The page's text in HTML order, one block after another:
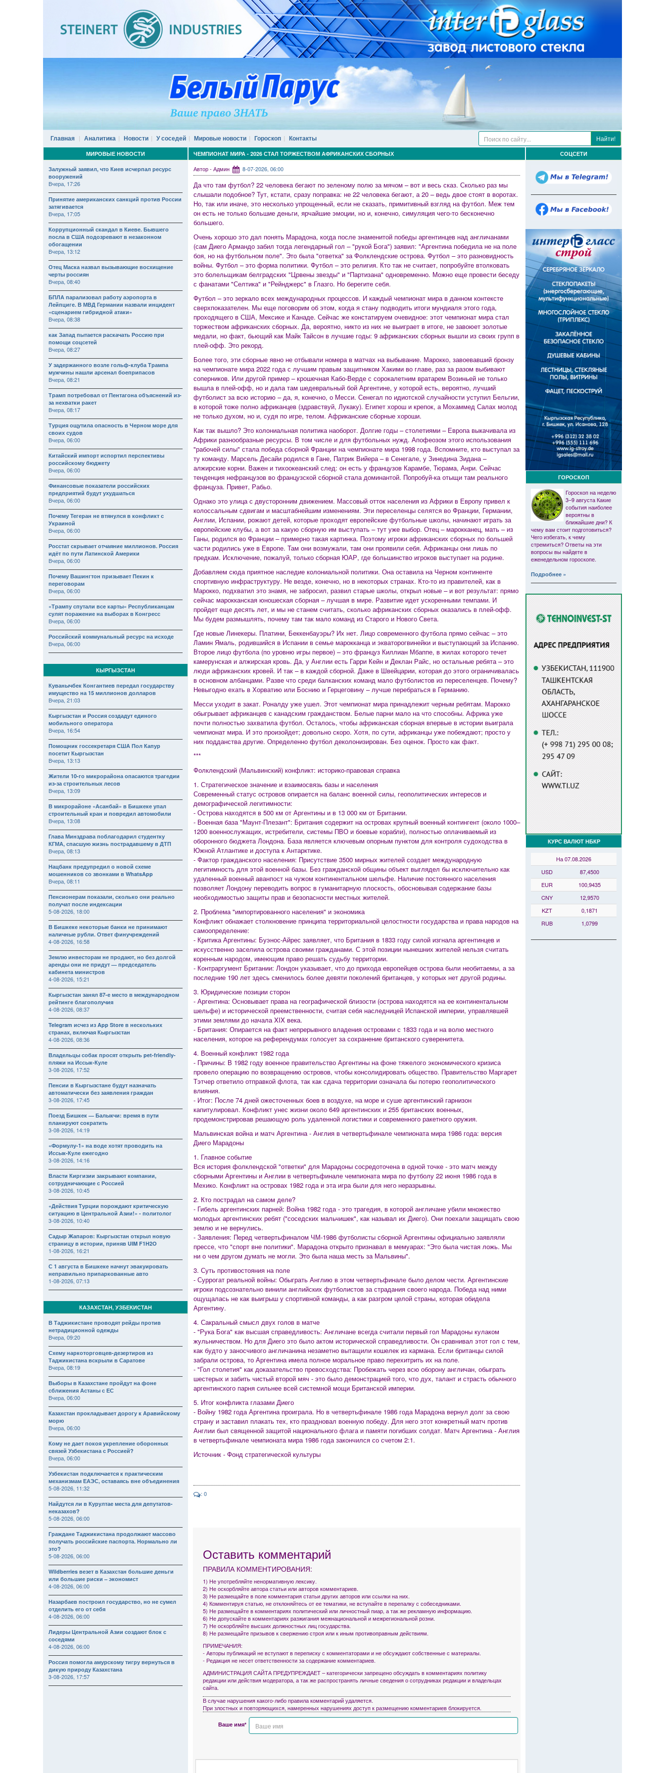
Главная Аналитика Новости У соседей Мировые новости Гороскоп Контакты Найти!
ЧЕМПИОНАТ МИРА - 2026 СТАЛ ТОРЖЕСТВОМ АФРИКАНСКИХ СБОРНЫХ
Автор - Админ 8-07-2026, 06:00
Да что там футбол? 22 человека бегают по зеленому полю за мячом – вот и весь сказ. Сколько раз мы
слышали подобное? Тут, кстати, сразу поправка: не 22 человека бегают, а 20 – ведь двое стоят в воротах.
Но, так или иначе, это несколько упрощенный, если не сказать, примитивный взгляд на футбол. Меж тем
он есть не только большие деньги, ярчайшие эмоции, но и, конечно, симуляция чего-то бесконечно
большего.
Очень хорошо это дал понять Марадона, когда после знаменитой победы аргентинцев над англичанами
(сам Диего Армандо забил тогда легендарный гол – "рукой Бога") заявил: "Аргентина победила не на поле
боя, но на футбольном поле". Это была "ответка" за Фолклендские острова. Футбол – это разновидность
войны. Футбол – это форма политики. Футбол – это религия. Кто так не считает, попробуйте втолковать
это болельщикам белградских "Црвены звезды" и "Партизана" одновременно. Можно еще провести беседу
с фанатами "Селтика" и "Рейнджерс" в Глазго. Но берегите себя.
Футбол – это зеркало всех международных процессов. И каждый чемпионат мира в данном контексте
сверхпоказателен. Мы еще поговорим об этом, когда я стану подводить итоги мундиаля этого года,
проходящего в США, Мексике и Канаде. Сейчас же констатируем очевидное: этот чемпионат мира стал
торжеством африканских сборных. Да, вероятно, никто из них не выиграет в итоге, не завоюет золотые
медали, но факт, бьющий как Майк Тайсон в лучшие годы: 9 африканских сборных вышли из своих групп в
плей-офф. Это рекорд.
Более того, эти сборные явно не отбывали номера в матчах на выбывание. Марокко, завоевавший бронзу
на чемпионате мира 2022 года с лучшим правым защитником Хакими во главе, раз за разом выбивают
соперников. Или другой пример – крошечная Кабо-Верде с сорокалетним вратарем Возиньей не только
вышла в плей-офф, но и дала там шедевральный бой Аргентине, у которой есть, вероятно, лучший
футболист за всю историю – да, я, конечно, о Месси. Сенегал по идиотской случайности уступил Бельгии,
в которой тоже полно африканцев (здравствуй, Лукаку). Египет хорош и крепок, а Мохаммед Салах молод
не только духом, но и, судя по игре, телом. Африканские сборные хороши.
Как так вышло? Это колониальная политика наоборот. Долгие годы – столетиями – Европа выкачивала из
Африки разнообразные ресурсы. В том числе и для футбольных нужд. Апофеозом этого использования
"рабочей силы" стала победа сборной Франции на чемпионате мира 1998 года. Вспомните, кто выступал за
ту команду. Марсель Десайи родился в Гане, Патрик Вийера – в Сенегале, у Зинедина Зидана –
алжирские корни. Важен и тихоокеанский след: он есть у французов Карамбе, Тюрама, Анри. Сейчас
тенденция нефранцузов во французской сборной стала доминантой. Попробуй-ка отыщи там реального
француза. Привет, Рабьо.
Однако это улица с двусторонним движением. Массовый отток населения из Африки в Европу привел к
колоссальным сдвигам и масштабнейшим изменениям. Эти переселенцы селятся во Франции, Германии,
Англии, Испании, рожают детей, которые проходят европейские футбольные школы, начинают играть за
европейские клубы, а вот за какую сборную им выступать – тут уже выбор. Отец – марокканец, мать – из
Ганы, родился во Франции – примерно такая картинка. Поэтому игроки африканских сборных по большей
части родились уже в Европе. Там они возмужали, там они проявили себя. Африканцы они лишь по
предкам. Исключение, пожалуй, только сборная ЮАР, где большинство игроков выступает на родине.
Добавляем сюда приятное наследие колониальной политики. Она оставила на Черном континенте
спортивную инфраструктуру. Не везде, конечно, но в некоторых странах. Кто-то из правителей, как в
Марокко, подхватил это знамя, не забросил, развил старые школы, открыл новые – и вот результат: прямо
сейчас марокканская юношеская сборная – лучшая в мире. Развитие идет ускоренными темпами. И
пройдет еще десять лет, и мы не станем считать, сколько африканских сборных оказались в плей-офф.
Мы будем размышлять, почему там так мало команд из Старого и Нового Света.
Где новые Линекеры. Платини, Беккенбауэры? Их нет. Лицо современного футбола прямо сейчас – это
Ламин Ямаль, родившийся в Испании в семье марокканца и экваторогвинейки и выступающий за Испанию.
Второе лицо футбола (по уровню игры первое) – это француз Киллиан Мбаппе, в жилах которого течет
камерунская и алжирская кровь. Да, у Англии есть Гарри Кейн и Деклан Райс, но остальные ребята – это
люди африканских кровей. И так – в каждой сборной. Даже в Швейцарии, которая до этого ограничивалась
в основном албанцами. Разве что среди балканских команд мало футболистов из переселенцев. Почему?
Невыгодно ехать в Хорватию или Боснию и Герцеговину – лучше перебраться в Германию.
Месси уходит в закат. Роналду уже ушел. Этот чемпионат мира принадлежит черным ребятам. Марокко
обыгрывает африканцев с канадским гражданством. Белые парни мало на что способны. Африка уже
почти полностью захватила футбол. Осталось, чтобы африканская сборная впервые в истории выиграла
чемпионат мира. И это произойдет; довольно скоро. Хотя, по сути, африканцы уже побеждают; просто у
них подданства другие. Определенно футбол деколонизирован. Без оценок. Просто как факт.
***
Фолклендский (Мальвинский) конфликт: историко-правовая справка
1. Стратегическое значение и взаимосвязь базы и населения
Современный статус островов опирается на баланс военной силы, геополитических интересов и
демографической легитимности:
- Острова находятся в 500 км от Аргентины и в 13 000 км от Британии.
- Военная база "Маунт-Плезант": Британия содержит на островах крупный военный контингент (около 1000–
1200 военнослужащих, истребители, системы ПВО и боевые корабли), полностью оплачиваемый из
оборонного бюджета Лондона. База является ключевым опорным пунктом для контроля судоходства в
Южной Атлантике и доступа к Антарктике.
- Фактор гражданского населения: Присутствие 3500 мирных жителей создает международную
легитимность для этой военной базы. Без гражданской общины объект выглядел бы исключительно как
удаленный военный аванпост на чужом континентальном шельфе. Наличие постоянного населения
позволяет Лондону переводить вопрос в гуманитарную плоскость, обосновывая содержание базы
необходимостью защиты прав и безопасности местных жителей.
2. Проблема "импортированного населения" и экономика
Конфликт обнажает столкновение принципа территориальной целостности государства и права народов на
самоопределение:
- Критика Аргентины: Буэнос-Айрес заявляет, что Британия в 1833 году силой изгнала аргентинцев и
искусственно заселила острова своими гражданами. С этой позиции нынешних жителей нельзя считать
коренным народом, имеющим право решать судьбу территории.
- Контраргумент Британии: Лондон указывает, что до прихода европейцев острова были необитаемы, а за
последние 190 лет здесь сменилось более девяти поколений британцев, у которых нет другой родины.
3. Юридические позиции сторон
- Аргентина: Основывает права на географической близости (острова находятся на ее континентальном
шельфе) и исторической преемственности, считая себя наследницей Испанской империи, управлявшей
этими землями до начала XIX века.
- Британия: Опирается на факт непрерывного владения островами с 1833 года и на волю местного
населения, которое на референдумах голосует за сохранение британского суверенитета.
4. Военный конфликт 1982 года
- Причины: В 1982 году военное правительство Аргентины на фоне тяжелого экономического кризиса
провело операцию по возвращению островов, чтобы консолидировать общество. Правительство Маргарет
Тэтчер ответило отправкой флота, так как сдача территории означала бы потерю геополитического
влияния.
- Итог: После 74 дней ожесточенных боев в воздухе, на море и суше аргентинский гарнизон
капитулировал. Конфликт унес жизни около 649 аргентинских и 255 британских военных,
продемонстрировав решающую роль удаленной логистики и современного ракетного оружия.
Мальвинская война и матч Аргентина - Англия в четвертьфинале чемпионата мира 1986 года: версия
Диего Марадоны
1. Главное событие
Вся история фолклендской "ответки" для Марадоны сосредоточена в одной точке - это матч между
сборными Аргентины и Англии в четвертьфинале чемпионата мира по футболу 22 июня 1986 года в
Мехико. Конфликт на островах 1982 года и эта игра были для него неразрывны.
2. Кто пострадал на самом деле?
- Гибель аргентинских парней: Война 1982 года - это трагедия, в которой англичане убили множество
молодых аргентинских ребят ("соседских мальчишек", как называл их Диего). Они поехали защищать свою
землю и не вернулись.
- Заявления: Перед четвертьфиналом ЧМ-1986 футболисты сборной Аргентины официально заявляли
прессе, что "спорт вне политики". Марадона открыто признавал в мемуарах: "Это была чистая ложь. Мы
ни о чем другом думать не могли. Это была наша месть за Мальвины".
3. Суть противостояния на поле
- Суррогат реальной войны: Обыграть Англию в этом четвертьфинале было делом чести. Аргентинские
игроки подсознательно винили английских футболистов за страдания своего народа. Победа над ними
ощущалась не как выигрыш у спортивной команды, а как разгром целой страны, которая обидела
Аргентину.
4. Сакральный смысл двух голов в матче
- "Рука Бога" как высшая справедливость: Англичане всегда считали первый гол Марадоны кулаком
жульничеством. Но для Диего это было актом исторической справедливости. Он сравнивал этот гол с тем,
как будто у заносчивого англичанина незаметно вытащили кошелек из кармана. Если британцы силой
забрали острова, то Аргентина имела полное моральное право перехитрить их на поле.
- "Гол столетия" как доказательство превосходства: Пробежать через всю оборону англичан, обыграть
шестерых и забить чистый второй мяч - это было демонстрацией того, что дух, талант и страсть обычного
аргентинского парня сильнее всей системной мощи Британской империи.
5. Итог конфликта глазами Диего
- Войну 1982 года Аргентина проиграла. Но в четвертьфинале 1986 года Марадона вернул долг за свою
страну и заставил плакать тех, кто праздновал военную победу. Для него этот конкретный матч против
Англии был священной защитой национального флага и памяти погибших солдат. Матч Аргентина - Англия
в четвертьфинале чемпионата мира 1986 года закончился со счетом 2:1.
Источник - Фонд стратегической культуры
: 0
Оставить комментарий
ПРАВИЛА КОММЕНТИРОВАНИЯ:
1) Не употребляйте ненормативную лексику.
2) Не оскорбляйте автора статьи или авторов комментариев.
3) Не размещайте в поле комментария статьи других авторов или ссылки на них.
4) Комментируя статью, не отклоняйтесь от ее тематики, не вступайте в перепалку с собеседниками.
5) Не размещайте в комментариях политический или личностный пиар, а так же рекламную информацию.
6) Не допускайте в комментариях разжигания межнациональной и межрегиональной розни.
7) Не оскорбляйте высших должностных лиц государства.
8) Не размещайте призывов к свержению строя или к иным противоправным действиям.
ПРИМЕЧАНИЯ:
- Авторы публикаций не вступают в переписку с комментаторами и не обсуждают собственные с материалы.
- Редакция не несет ответственности за содержание комментариев.
АДМИНИСТРАЦИЯ САЙТА ПРЕДУПРЕЖДАЕТ – категорически запрещено обсуждать в комментариях политику
редакции или действия модератора, а так же распространять личные сведения о сотрудниках редакции и владельцах
сайта.
В случае нарушения какого-либо правила комментарий удаляется.
При злостных и повторяющихся, намеренных нарушениях доступ к размещению комментариев блокируется.
Ваше имя*
МИРОВЫЕ НОВОСТИ
Залужный заявил, что Киев исчерпал ресурс
вооружений
Вчера, 17:26
Принятие американских санкций против России
затягивается
Вчера, 17:05
Коррупционный скандал в Киеве. Бывшего
посла в США подозревают в незаконном
обогащении
Вчера, 13:12
Отец Маска назвал вызывающие восхищение
черты россиян
Вчера, 08:40
БПЛА парализовал работу аэропорта в
Лейпциге. В МВД Германии назвали инцидент
«сценарием гибридной атаки»
Вчера, 08:38
как Запад пытается раскачать Россию при
помощи соцсетей
Вчера, 08:27
У задержанного возле гольф-клуба Трампа
мужчины нашли арсенал боеприпасов
Вчера, 08:21
Трамп потребовал от Пентагона объяснений из-
за нехватки ракет
Вчера, 08:17
Турция ощутила опасность в Черном море для
своих судов
Вчера, 06:00
Китайский импорт испортил перспективы
российскому бюджету
Вчера, 06:00
Финансовые показатели российских
предприятий будут ухудшаться
Вчера, 06:00
Почему Тегеран не втянулся в конфликт с
Украиной
Вчера, 06:00
Росстат скрывает отчаяние миллионов. Россия
идёт по пути Латинской Америки
Вчера, 06:00
Почему Вашингтон призывает Пекин к
переговорам
Вчера, 06:00
«Трампу спутали все карты» Республиканцам
сулят поражение на выборах в Конгресс
Вчера, 06:00
Российский коммунальный ресурс на исходе
Вчера, 06:00
КЫРГЫЗСТАН
Куванычбек Конгантиев передал государству
имущество на 15 миллионов долларов
Вчера, 21:03
Кыргызстан и Россия создадут единого
мобильного оператора
Вчера, 16:54
Помощник госсекретаря США Пол Капур
посетит Кыргызстан
Вчера, 13:13
Жители 10-го микрорайона опасаются трагедии
из-за строительных лесов
Вчера, 13:09
В микрорайоне «Асанбай» в Бишкеке упал
строительный кран и повредил автомобили
Вчера, 13:08
Глава Минздрава поблагодарил студентку
КГМА, спасшую жизнь пострадавшему в ДТП
Вчера, 08:13
Нацбанк предупредил о новой схеме
мошенников со звонками в WhatsApp
Вчера, 08:11
Пенсионерам показали, сколько они реально
получат после индексации
5-08-2026, 18:00
В Бишкеке некоторые банки не принимают
наличные рубли. Ответ финучреждений
4-08-2026, 16:58
Землю инвесторам не продают, но без долгой
аренды они не придут — председатель
кабинета министров
4-08-2026, 15:21
Кыргызстан занял 87-е место в международном
рейтинге благополучия
4-08-2026, 08:37
Telegram исчез из App Store в нескольких
странах, включая Кыргызстан
4-08-2026, 08:36
Владельцы собак просят открыть pet-friendly-
пляжи на Иссык-Куле
3-08-2026, 17:52
Пенсии в Кыргызстане будут назначать
автоматически без заявления граждан
3-08-2026, 17:45
Поезд Бишкек — Балыкчи: время в пути
планируют сократить
3-08-2026, 14:19
«Формулу-1» на воде хотят проводить на
Иссык-Куле ежегодно
3-08-2026, 14:16
Власти Киргизии закрывают компании,
сотрудничающие с Россией
3-08-2026, 10:45
«Действия Турции порождают критическую
ситуацию в Центральной Азии!» - политолог
3-08-2026, 10:40
Садыр Жапаров: Кыргызстан открыл новую
страницу в истории, приняв UIM F1H2O
1-08-2026, 16:21
С 1 августа в Бишкеке начнут эвакуировать
неправильно припаркованные авто
1-08-2026, 07:13
КАЗАХСТАН, УЗБЕКИСТАН
В Таджикистане проводят рейды против
нетрадиционной одежды
Вчера, 09:20
Схему наркоторговцев-дезертиров из
Таджикистана вскрыли в Саратове
Вчера, 08:19
Выборы в Казахстане пройдут на фоне
сближения Астаны с ЕС
Вчера, 06:00
Казахстан прокладывает дорогу к Аравийскому
морю
Вчера, 06:00
Кому не дает покоя укрепление оборонных
связей Узбекистана с Россией?
Вчера, 06:00
Узбекистан подключается к практическим
механизмам ЕАЭС, оставаясь вне объединения
5-08-2026, 11:32
Найдутся ли в Курултае места для депутатов-
неказахов?
5-08-2026, 06:00
Граждане Таджикистана продолжают массово
получать российские паспорта. Нормально ли
это?
5-08-2026, 06:00
Wildberries везет в Казахстан большие деньги
или большие риски – экономист
4-08-2026, 06:00
Назарбаев построил государство, но не сумел
отделить его от себя
4-08-2026, 06:00
Лидеры Центральной Азии создают блок с
соседями
4-08-2026, 06:00
Россия помогла амурскому тигру вернуться в
дикую природу Казахстана
3-08-2026, 17:57
СОЦСЕТИ
ГОРОСКОП
Гороскоп на неделю
3–9 августа Какие
события наиболее
вероятны в
ближайшие дни? К
чему вам стоит подготовиться?
Чего избегать, к чему
стремиться? Ответы на эти
вопросы вы найдете в
еженедельном гороскопе.
Подробнее »
КУРС ВАЛЮТ НБКР
На 07.08.2026
USD
87,4500
EUR
100,9435
CNY
12,9570
KZT
0,1871
RUB
1,0799